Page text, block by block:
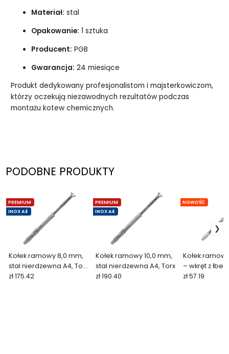
Materiał: stal
Opakowanie: 1 sztuka
Producent: PGB
Gwarancja: 24 miesiące
Produkt dedykowany profesjonalistom i majsterkowiczom,
którzy oczekują niezawodnych rezultatów podczas
montażu kotew chemicznych.
PODOBNE PRODUKTY
Kołek ramowy 8,0 mm,
stal nierdzewna A4, Torx
(100/50 szt.)
PREMIUM
INOX A4
zł 175.42
Kołek ramowy 10,0 mm,
stal nierdzewna A4, Torx
PREMIUM
INOX A4
zł 190.40
Kołek
– wkręt z
NOWOŚĆ
zł 57.19